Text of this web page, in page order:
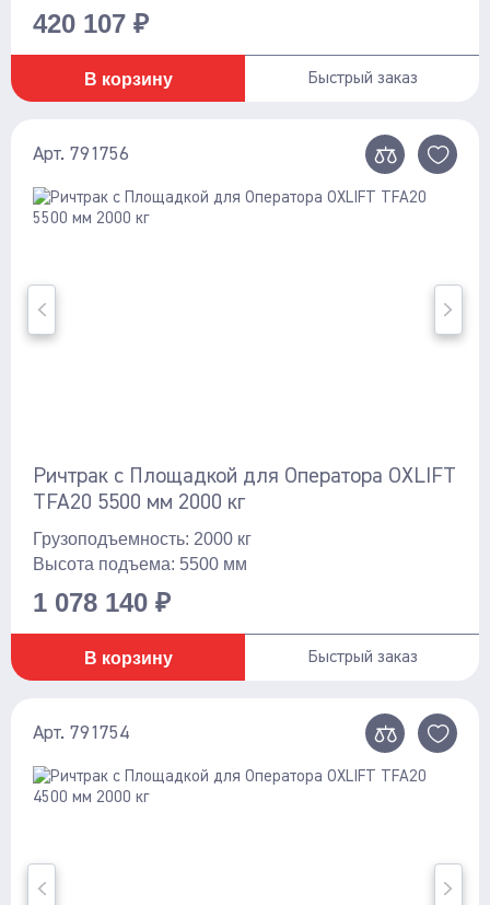
420 107 ₽
В корзину Быстрый заказ
Арт. 791756
Ричтрак с Площадкой для Оператора OXLIFT
TFA20 5500 мм 2000 кг
Грузоподъемность: 2000 кг
Высота подъема: 5500 мм
1 078 140 ₽
В корзину Быстрый заказ
Арт. 791754